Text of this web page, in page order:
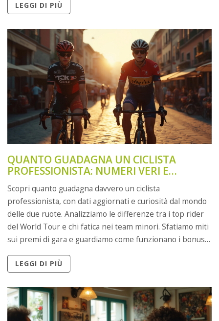
mancano dritte concrete per chi sogna di pedalare tra i
LEGGI DI PIÙ
QUANTO GUADAGNA UN CICLISTA
PROFESSIONISTA: NUMERI VERI E
RETROSCENA
Scopri quanto guadagna davvero un ciclista
professionista, con dati aggiornati e curiosità dal mondo
delle due ruote. Analizziamo le differenze tra i top rider
del World Tour e chi fatica nei team minori. Sfatiamo miti
sui premi di gara e guardiamo come funzionano i bonus,
denaro nel ciclismo, qui trovi risposte concrete e utili per
LEGGI DI PIÙ